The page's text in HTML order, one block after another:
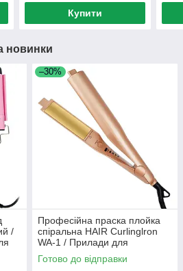
Купити
новинки
/
–30%
Професійна праска плойка
спіральна HAIR Curlinglron
WA-1 / Прилади для
укладання волосся
Готово до відправки